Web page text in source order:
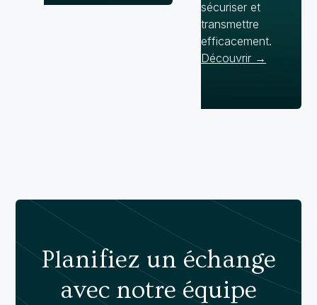
sécuriser et
transmettre
efficacement.
Découvrir →
Planifiez un échange
avec notre équipe